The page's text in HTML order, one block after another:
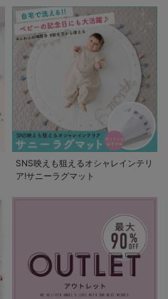
SNS映えも狙えるオシャレインテリ
ア!サニーラグマット